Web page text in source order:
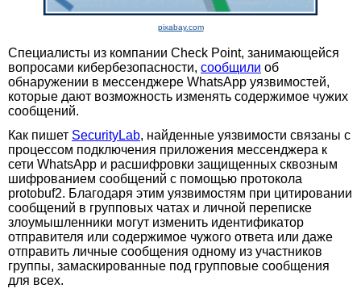
pixabay.com
Специалисты из компании Check Point, занимающейся
вопросами кибербезопасности, сообщили об
обнаружении в мессенджере WhatsApp уязвимостей,
которые дают возможность изменять содержимое чужих
сообщений.
Как пишет SecurityLab, найденные уязвимости связаны с
процессом подключения приложения мессенджера к
сети WhatsApp и расшифровки защищенных сквозным
шифрованием сообщений с помощью протокола
protobuf2. Благодаря этим уязвимостям при цитировании
сообщений в групповых чатах и личной переписке
злоумышленники могут изменить идентификатор
отправителя или содержимое чужого ответа или даже
отправить личные сообщения одному из участников
группы, замаскированные под групповые сообщения
для всех.